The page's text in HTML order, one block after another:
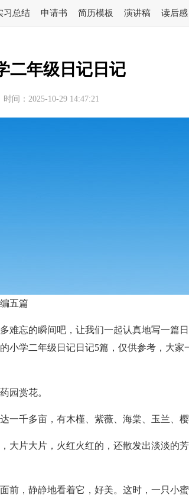
习总结 申请书 简历模板 演讲稿 读后感
二年级日记日记
时间：2025-10-29 14:47:21
五篇
难忘的瞬间吧，让我们一起认真地写一篇
小学二年级日记日记5篇，仅供参考，大家
园赏花。
一千多亩，有木槿、紫薇、海棠、玉兰、樱
大片大片，火红火红的，还散发出淡淡的
前，静静地看着它，好美。这时，一只小